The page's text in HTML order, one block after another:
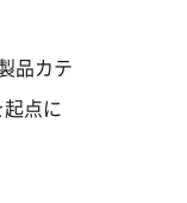
品カテ
点に